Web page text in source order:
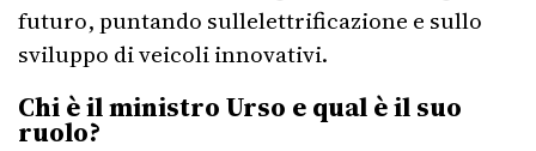
futuro, puntando sullelettrificazione e sullo
sviluppo di veicoli innovativi.
Chi è il ministro Urso e qual è il suo
ruolo?